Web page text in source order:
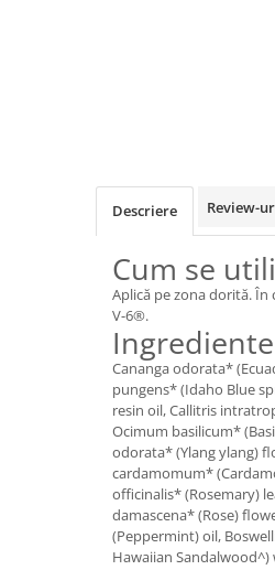
Descriere Review-
Cum se
Aplică pe zona dorită. În
V-6®.
Ingrediente
Cananga odorata*
pungens* (Idaho Blue
resin oil, Callitris
Ocimum basilicum*
odorata* (Ylang ylang)
cardamomum*
officinalis* (Rosemary)
damascena* (Rose)
(Peppermint) oil,
Hawaiian